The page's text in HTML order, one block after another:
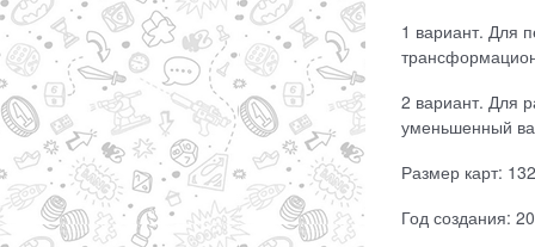
1 вариант. Для
2 вариант. Для
уменьшенный
Размер карт:
Год создания: